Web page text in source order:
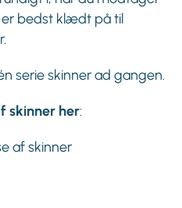
er bedst klædt på til
serie skinner ad gangen.
skinner her: